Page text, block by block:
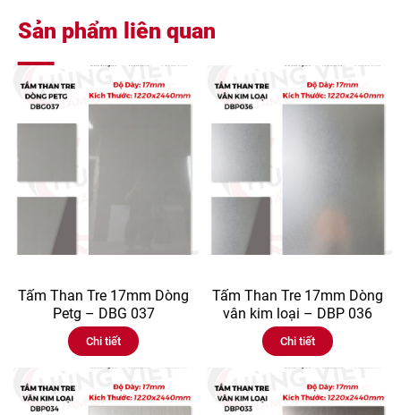
Sản phẩm liên quan
Tấm Than Tre 17mm Dòng
Petg – DBG 037
Chi tiết
Tấm Than Tre 17mm Dòng
vân kim loại – DBP 036
Chi tiết